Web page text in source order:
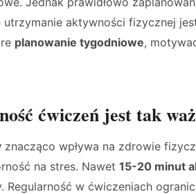
utrzymanie aktywności fizycznej
planowanie tygodniowe,
ćwiczeń jest tak
znacząco wpływa na zdrowie
na stres. Nawet 15-20 minut
Regularność w ćwiczeniach